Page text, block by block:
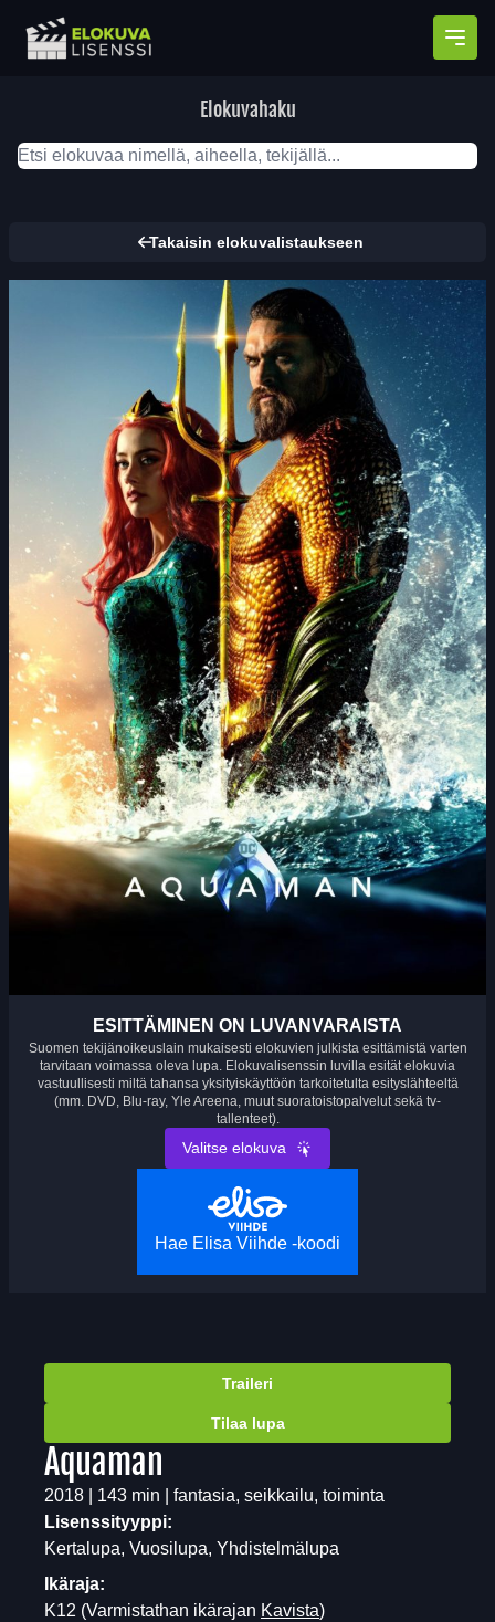
Elokuvahaku
Takaisin elokuvalistaukseen
ESITTÄMINEN ON LUVANVARAISTA
Suomen tekijänoikeuslain mukaisesti elokuvien julkista esittämistä varten
tarvitaan voimassa oleva lupa. Elokuvalisenssin luvilla esität elokuvia
vastuullisesti miltä tahansa yksityiskäyttöön tarkoitetulta esityslähteeltä
(mm. DVD, Blu-ray, Yle Areena, muut suoratoistopalvelut sekä tv-
tallenteet).
Valitse elokuva
Hae Elisa Viihde -koodi
Traileri
Tilaa lupa
Aquaman
2018 | 143 min | fantasia, seikkailu, toiminta
Lisenssityyppi:
Kertalupa, Vuosilupa, Yhdistelmälupa
Ikäraja:
K12 (Varmistathan ikärajan Kavista)